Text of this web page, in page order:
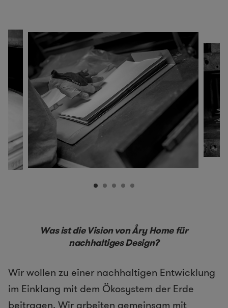
Was ist die Vision von Åry Home für
nachhaltiges Design?
Wir wollen zu einer nachhaltigen Entwicklung
im Einklang mit dem Ökosystem der Erde
beitragen. Wir arbeiten gemeinsam mit